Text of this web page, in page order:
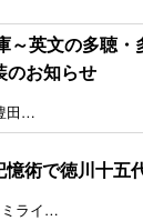
～英文の多聴
お知らせ
田…
憶術で徳川十五
ミライ…